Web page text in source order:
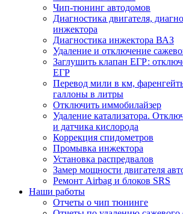
Чип-тюнинг автодомов
Диагностика двигателя,
инжектора
Диагностика инжектора ВАЗ
Удаление и отключение
Заглушить клапан ЕГР:
ЕГР
Перевод мили в км,
галлоны в литры
Отключить иммобилайзер
Удаление катализатора.
и датчика кислорода
Коррекция спидометров
Промывка инжектора
Установка распредвалов
Замер мощности двигателя
Ремонт Airbag и блоков SRS
Наши работы
Отчеты о чип тюнинге